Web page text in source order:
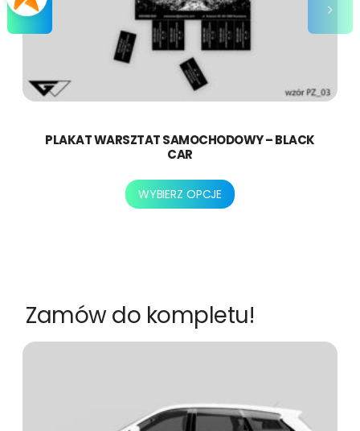
PLAKAT WARSZTAT SAMOCHODOWY – BLACK
CAR
WYBIERZ OPCJE
Ten
można
wybrać
na
Zamów do kompletu!